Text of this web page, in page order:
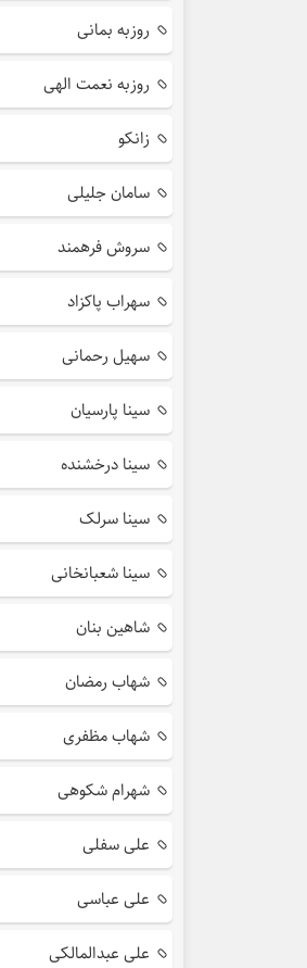
روزبه بمانی
روزبه نعمت الهی
زانکو
سامان جلیلی
سروش فرهمند
سهراب پاکزاد
سهیل رحمانی
سینا پارسیان
سینا درخشنده
سینا سرلک
سینا شعبانخانی
شاهین بنان
شهاب رمضان
شهاب مظفری
شهرام شکوهی
علی سفلی
علی عباسی
علی عبدالمالکی